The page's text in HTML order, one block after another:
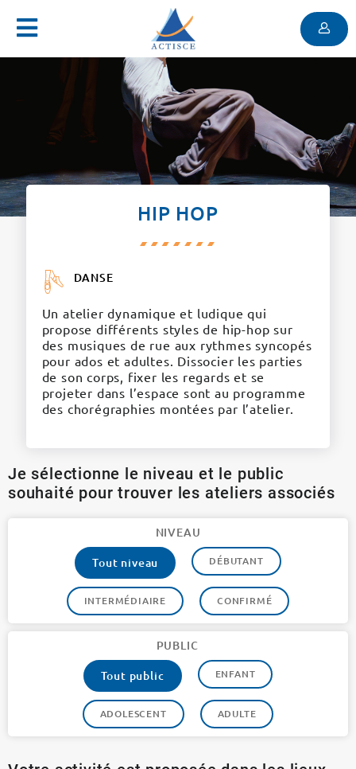
Menu
HIP HOP
DANSE
Un atelier dynamique et ludique qui
propose différents styles de hip-hop sur
des musiques de rue aux rythmes syncopés
pour ados et adultes. Dissocier les parties
de son corps, fixer les regards et se
projeter dans l’espace sont au programme
des chorégraphies montées par l’atelier.
Je sélectionne le niveau et le public
souhaité pour trouver les ateliers associés
NIVEAU
Tout niveau
DÉBUTANT
INTERMÉDIAIRE CONFIRMÉ
PUBLIC
Tout public
ENFANT
ADOLESCENT ADULTE